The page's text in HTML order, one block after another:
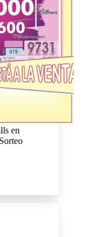
en